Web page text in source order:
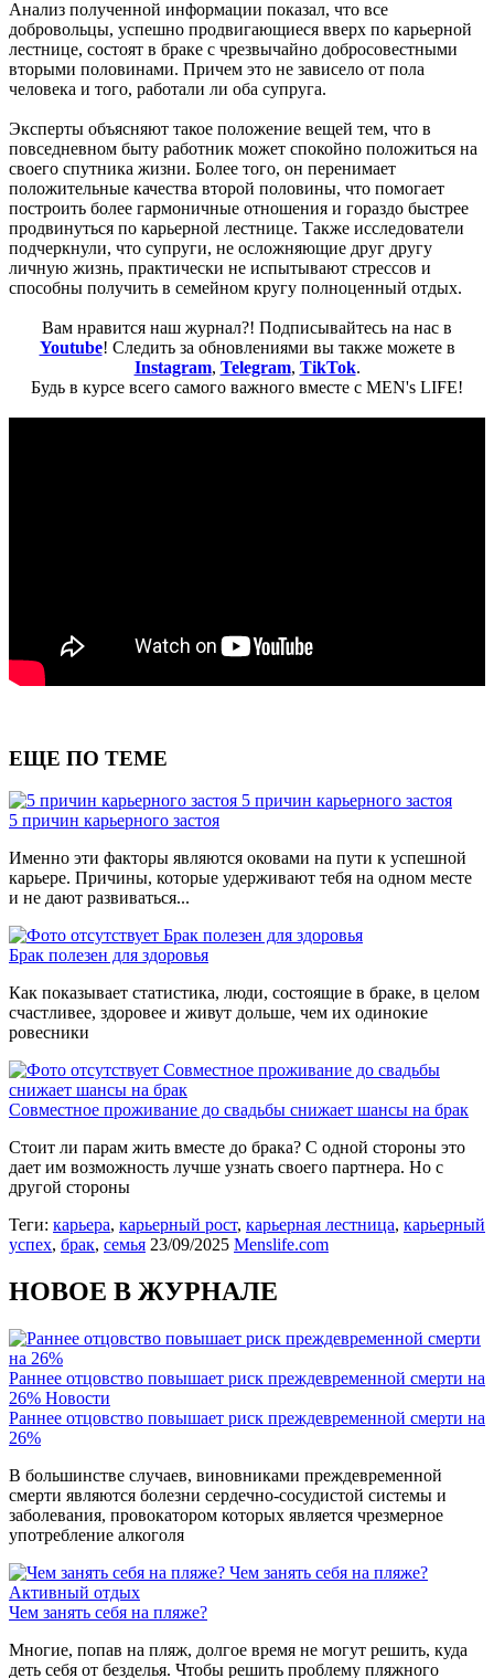
Анализ полученной информации показал, что все
добровольцы, успешно продвигающиеся вверх по карьерной
лестнице, состоят в браке с чрезвычайно добросовестными
вторыми половинами. Причем это не зависело от пола
человека и того, работали ли оба супруга.
Эксперты объясняют такое положение вещей тем, что в
повседневном быту работник может спокойно положиться на
своего спутника жизни. Более того, он перенимает
положительные качества второй половины, что помогает
построить более гармоничные отношения и гораздо быстрее
продвинуться по карьерной лестнице. Также исследователи
подчеркнули, что супруги, не осложняющие друг другу
личную жизнь, практически не испытывают стрессов и
способны получить в семейном кругу полноценный отдых.
Вам нравится наш журнал?! Подписывайтесь на нас в
Youtube! Следить за обновлениями вы также можете в
Instagram, Telegram, TikTok.
Будь в курсе всего самого важного вместе с MEN's LIFE!
ЕЩЕ ПО ТЕМЕ
5 причин карьерного застоя
5 причин карьерного застоя
Именно эти факторы являются оковами на пути к успешной
карьере. Причины, которые удерживают тебя на одном месте
и не дают развиваться...
Брак полезен для здоровья
Брак полезен для здоровья
Как показывает статистика, люди, состоящие в браке, в целом
счастливее, здоровее и живут дольше, чем их одинокие
ровесники
Совместное проживание до свадьбы
снижает шансы на брак
Совместное проживание до свадьбы снижает шансы на брак
Стоит ли парам жить вместе до брака? С одной стороны это
дает им возможность лучше узнать своего партнера. Но с
другой стороны
Теги: карьера, карьерный рост, карьерная лестница, карьерный
успех, брак, семья 23/09/2025 Menslife.com
НОВОЕ В ЖУРНАЛЕ
Раннее отцовство повышает риск преждевременной смерти на
26% Новости
Раннее отцовство повышает риск преждевременной смерти на
26%
В большинстве случаев, виновниками преждевременной
смерти являются болезни сердечно-сосудистой системы и
заболевания, провокатором которых является чрезмерное
употребление алкоголя
Чем занять себя на пляже?
Активный отдых
Чем занять себя на пляже?
Многие, попав на пляж, долгое время не могут решить, куда
деть себя от безделья. Чтобы решить проблему пляжного